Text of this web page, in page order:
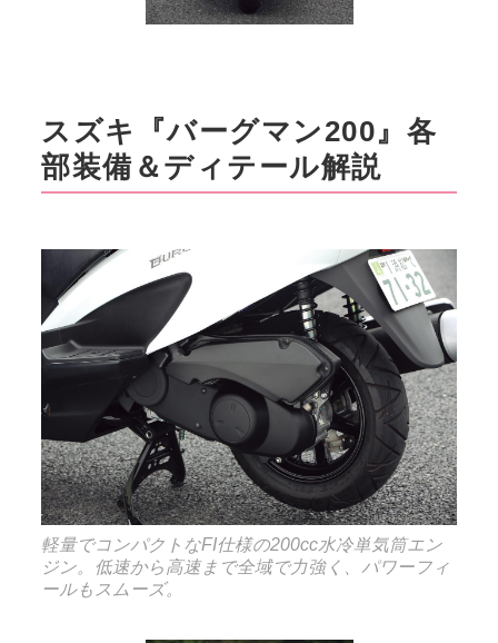
スズキ『バーグマン200』各
部装備＆ディテール解説
軽量でコンパクトなFI仕様の200cc水冷単気筒エン
ジン。低速から高速まで全域で力強く、パワーフィ
ールもスムーズ。